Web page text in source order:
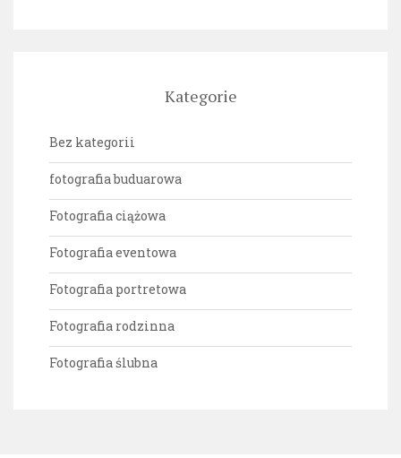
Kategorie
Bez kategorii
fotografia buduarowa
Fotografia ciążowa
Fotografia eventowa
Fotografia portretowa
Fotografia rodzinna
Fotografia ślubna